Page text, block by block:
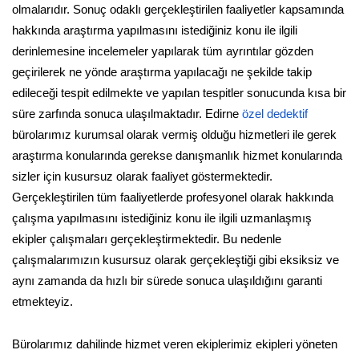
olmalarıdır. Sonuç odaklı gerçekleştirilen faaliyetler kapsamında
hakkında araştırma yapılmasını istediğiniz konu ile ilgili
derinlemesine incelemeler yapılarak tüm ayrıntılar gözden
geçirilerek ne yönde araştırma yapılacağı ne şekilde takip
edileceği tespit edilmekte ve yapılan tespitler sonucunda kısa bir
süre zarfında sonuca ulaşılmaktadır. Edirne özel dedektif
bürolarımız kurumsal olarak vermiş olduğu hizmetleri ile gerek
araştırma konularında gerekse danışmanlık hizmet konularında
sizler için kusursuz olarak faaliyet göstermektedir.
Gerçekleştirilen tüm faaliyetlerde profesyonel olarak hakkında
çalışma yapılmasını istediğiniz konu ile ilgili uzmanlaşmış
ekipler çalışmaları gerçekleştirmektedir. Bu nedenle
çalışmalarımızın kusursuz olarak gerçekleştiği gibi eksiksiz ve
aynı zamanda da hızlı bir sürede sonuca ulaşıldığını garanti
etmekteyiz.
Bürolarımız dahilinde hizmet veren ekiplerimiz ekipleri yöneten